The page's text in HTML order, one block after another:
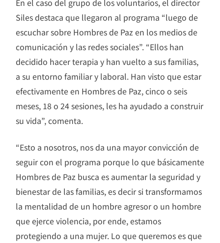
En el caso del grupo de los voluntarios, el director
Siles destaca que llegaron al programa “luego de
escuchar sobre Hombres de Paz en los medios de
comunicación y las redes sociales”. “Ellos han
decidido hacer terapia y han vuelto a sus familias,
a su entorno familiar y laboral. Han visto que estar
efectivamente en Hombres de Paz, cinco o seis
meses, 18 o 24 sesiones, les ha ayudado a construir
su vida”, comenta.
“Esto a nosotros, nos da una mayor convicción de
seguir con el programa porque lo que básicamente
Hombres de Paz busca es aumentar la seguridad y
bienestar de las familias, es decir si transformamos
la mentalidad de un hombre agresor o un hombre
que ejerce violencia, por ende, estamos
protegiendo a una mujer. Lo que queremos es que